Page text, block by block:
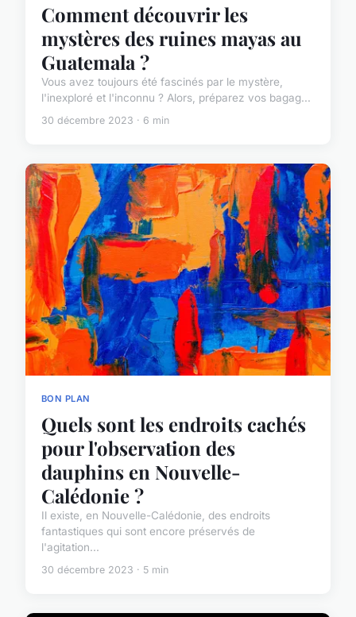
Comment découvrir les
mystères des ruines mayas au
Guatemala ?
Vous avez toujours été fascinés par le mystère,
l'inexploré et l'inconnu ? Alors, préparez vos bagag...
30 décembre 2023 · 6 min
BON PLAN
Quels sont les endroits cachés
pour l'observation des
dauphins en Nouvelle-
Calédonie ?
Il existe, en Nouvelle-Calédonie, des endroits
fantastiques qui sont encore préservés de
l'agitation...
30 décembre 2023 · 5 min